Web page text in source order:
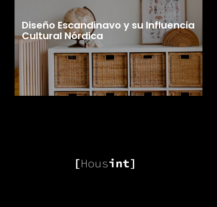
Diseño Escandinavo y su Influencia
Cultural Nórdica